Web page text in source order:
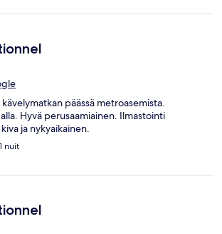
päässä metroasemista.
Hyvä perusaamiainen. Ilmastointi
ja nykyaikainen.
nuit